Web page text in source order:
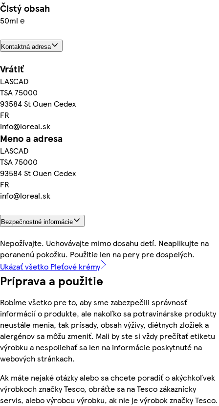
Čistý obsah
50ml ℮
Kontaktná adresa
Vrátiť
LASCAD
TSA 75000
93584 St Ouen Cedex
FR
info@loreal.sk
Meno a adresa
LASCAD
TSA 75000
93584 St Ouen Cedex
FR
info@loreal.sk
Bezpečnostné informácie
Nepožívajte. Uchovávajte mimo dosahu detí. Neaplikujte na
poranenú pokožku. Použitie len na pery pre dospelých.
Ukázať všetko Pleťové krémy
Príprava a použitie
Robíme všetko pre to, aby sme zabezpečili správnosť
informácií o produkte, ale nakoľko sa potravinárske produkty
neustále menia, tak prísady, obsah výživy, diétnych zložiek a
alergénov sa môžu zmeniť. Mali by ste si vždy prečítať etiketu
výrobku a nespoliehať sa len na informácie poskytnuté na
webových stránkach.
Ak máte nejaké otázky alebo sa chcete poradiť o akýchkoľvek
výrobkoch značky Tesco, obráťte sa na Tesco zákaznícky
servis, alebo výrobcu výrobku, ak nie je výrobok značky Tesco.